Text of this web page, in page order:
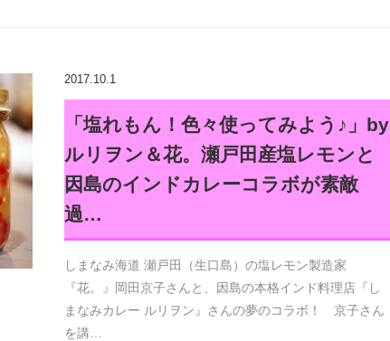
2017.10.1
「塩れもん！色々使ってみよう♪」by
ルリヲン＆花。瀬戸田産塩レモンと
因島のインドカレーコラボが素敵
過…
しまなみ海道 瀬戸田（生口島）の塩レモン製造家
『花。』岡田京子さんと、因島の本格インド料理店『し
まなみカレー ルリヲン』さんの夢のコラボ！ 京子さん
を講…